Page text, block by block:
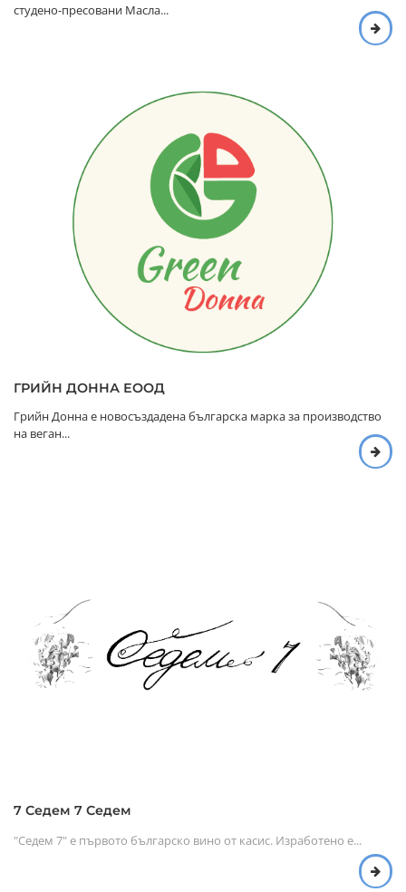
студено-пресовани Масла...
ГРИЙН ДОННА ЕООД
Грийн Донна е новосъздадена българска марка за производство
на веган...
7 Седем 7 Седем
"Седем 7" е първото българско вино от касис. Изработено е...